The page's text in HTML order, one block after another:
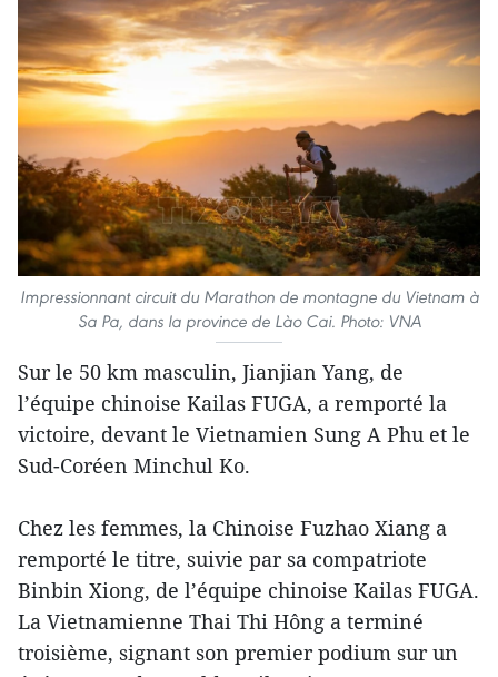
Impressionnant circuit du Marathon de montagne du Vietnam à
Sa Pa, dans la province de Lào Cai. Photo: VNA
Sur le 50 km masculin, Jianjian Yang, de
l’équipe chinoise Kailas FUGA, a remporté la
victoire, devant le Vietnamien Sung A Phu et le
Sud-Coréen Minchul Ko.
Chez les femmes, la Chinoise Fuzhao Xiang a
remporté le titre, suivie par sa compatriote
Binbin Xiong, de l’équipe chinoise Kailas FUGA.
La Vietnamienne Thai Thi Hông a terminé
troisième, signant son premier podium sur un